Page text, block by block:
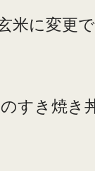
米に変更
すき焼き